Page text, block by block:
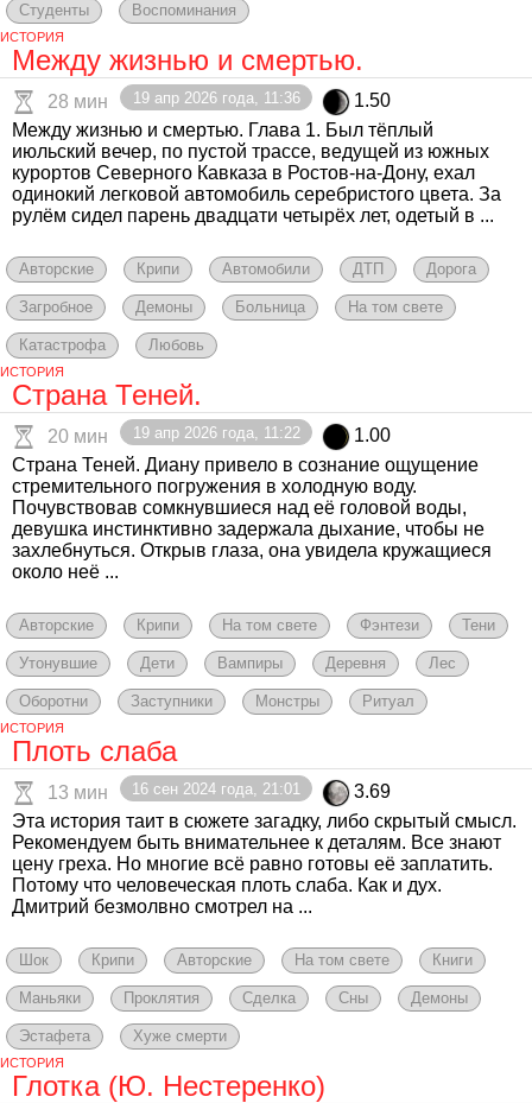
Студенты Воспоминания
ИСТОРИЯ
Между жизнью и смертью.
28 мин 19 апр 2026 года, 11:36
1.50
Между жизнью и смертью. Глава 1. Был тёплый
июльский вечер, по пустой трассе, ведущей из южных
курортов Северного Кавказа в Ростов-на-Дону, ехал
одинокий легковой автомобиль серебристого цвета. За
рулём сидел парень двадцати четырёх лет, одетый в ...
Авторские Крипи Автомобили ДТП Дорога
Загробное Демоны Больница На том свете
Катастрофа Любовь
ИСТОРИЯ
Страна Теней.
20 мин 19 апр 2026 года, 11:22
1.00
Страна Теней. Диану привело в сознание ощущение
стремительного погружения в холодную воду.
Почувствовав сомкнувшиеся над её головой воды,
девушка инстинктивно задержала дыхание, чтобы не
захлебнуться. Открыв глаза, она увидела кружащиеся
около неё ...
Авторские Крипи На том свете Фэнтези Тени
Утонувшие Дети Вампиры Деревня Лес
Оборотни Заступники Монстры Ритуал
ИСТОРИЯ
Плоть слаба
13 мин 16 сен 2024 года, 21:01
3.69
Эта история таит в сюжете загадку, либо скрытый смысл.
Рекомендуем быть внимательнее к деталям. Все знают
цену греха. Но многие всё равно готовы её заплатить.
Потому что человеческая плоть слаба. Как и дух.
Дмитрий безмолвно смотрел на ...
Шок Крипи Авторские На том свете Книги
Маньяки Проклятия Сделка Сны Демоны
Эстафета Хуже смерти
ИСТОРИЯ
Глотка (Ю. Нестеренко)